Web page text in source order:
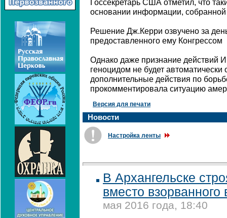
Госсекретарь США отметил, что
основании информации, собранной
Решение Дж.Керри озвучено за
предоставленного ему Конгрессом
Однако даже признание действий
геноцидом не будет
дополнительные действия по
прокомментировала ситуацию
Версия для печати
Новости
Настройка ленты
В Архангельске
вместо взорванного
мая 2016 года, 18:40